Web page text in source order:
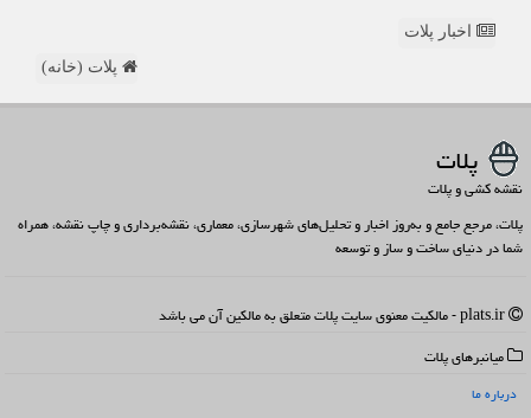
اخبار پلات
پلات (خانه)
پلات
نقشه کشی و پلات
پلات، مرجع جامع و به‌روز اخبار و تحلیل‌های شهرسازی، معماری، نقشه‌برداری و چاپ نقشه، همراه
شما در دنیای ساخت و ساز و توسعه
میانبرهای پلات
درباره ما